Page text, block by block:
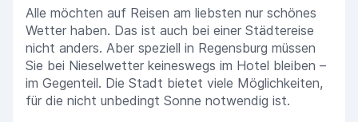
Alle möchten auf Reisen am liebsten nur schönes
Wetter haben. Das ist auch bei einer Städtereise
nicht anders. Aber speziell in Regensburg müssen
Sie bei Nieselwetter keineswegs im Hotel bleiben –
im Gegenteil. Die Stadt bietet viele Möglichkeiten,
für die nicht unbedingt Sonne notwendig ist.